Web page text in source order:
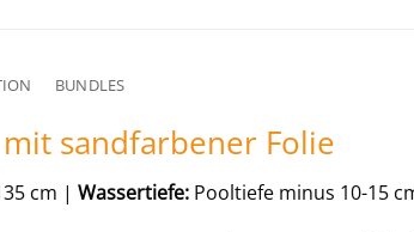
BUNDLES
sandfarbener Folie
cm | Wassertiefe: Pooltiefe minus 10-15